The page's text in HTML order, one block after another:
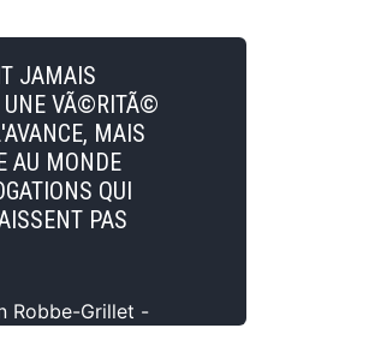
JAMAIS
UNE VÃ©RITÃ©
MAIS
AU MONDE
QUI
PAS
Robbe-Grillet -